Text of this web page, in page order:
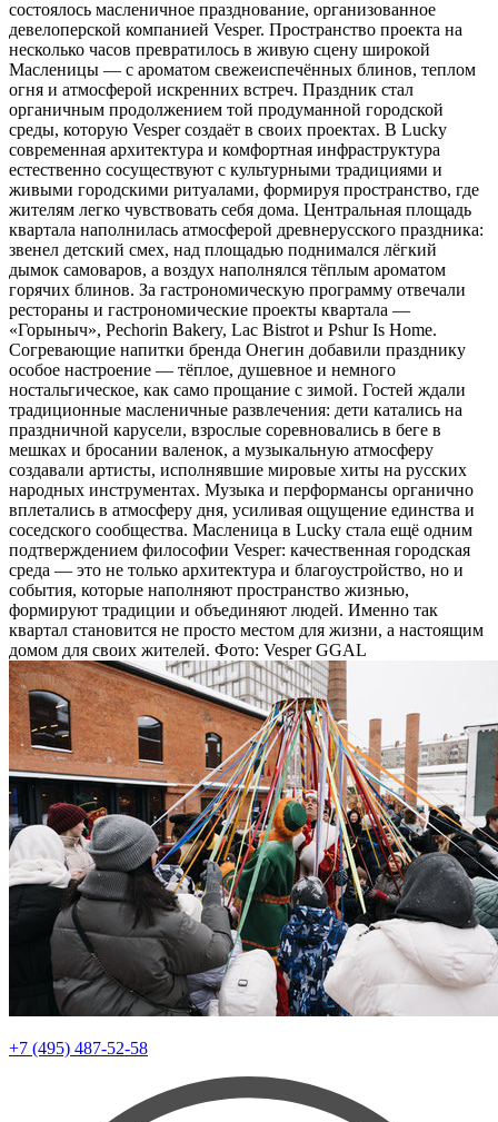
состоялось масленичное празднование, организованное
девелоперской компанией Vesper. Пространство проекта на
несколько часов превратилось в живую сцену широкой
Масленицы — с ароматом свежеиспечённых блинов, теплом
огня и атмосферой искренних встреч. Праздник стал
органичным продолжением той продуманной городской
среды, которую Vesper создаёт в своих проектах. В Lucky
современная архитектура и комфортная инфраструктура
естественно сосуществуют с культурными традициями и
живыми городскими ритуалами, формируя пространство, где
жителям легко чувствовать себя дома. Центральная площадь
квартала наполнилась атмосферой древнерусского праздника:
звенел детский смех, над площадью поднимался лёгкий
дымок самоваров, а воздух наполнялся тёплым ароматом
горячих блинов. За гастрономическую программу отвечали
рестораны и гастрономические проекты квартала —
«Горыныч», Pechorin Bakery, Lac Bistrot и Pshur Is Home.
Согревающие напитки бренда Онегин добавили празднику
особое настроение — тёплое, душевное и немного
ностальгическое, как само прощание с зимой. Гостей ждали
традиционные масленичные развлечения: дети катались на
праздничной карусели, взрослые соревновались в беге в
мешках и бросании валенок, а музыкальную атмосферу
создавали артисты, исполнявшие мировые хиты на русских
народных инструментах. Музыка и перформансы органично
вплетались в атмосферу дня, усиливая ощущение единства и
соседского сообщества. Масленица в Lucky стала ещё одним
подтверждением философии Vesper: качественная городская
среда — это не только архитектура и благоустройство, но и
события, которые наполняют пространство жизнью,
формируют традиции и объединяют людей. Именно так
квартал становится не просто местом для жизни, а настоящим
домом для своих жителей. Фото: Vesper GGAL
+7 (495) 487-52-58